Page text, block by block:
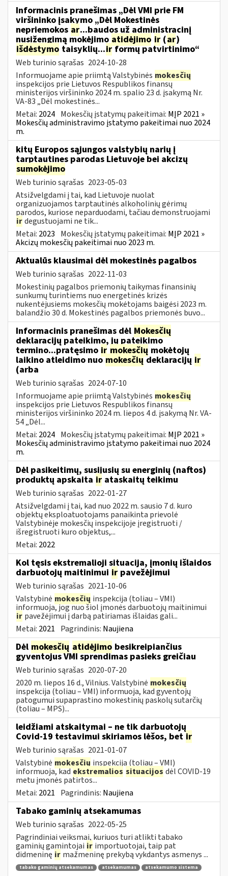
Informacinis pranešimas „Dėl VMI prie FM
viršininko įsakymo „Dėl Mokestinės
nepriemokos ar...baudos už administracinį
nusižengimą mokėjimo atidėjimo ir (ar)
išdėstymo taisyklių...irformų patvirtinimo“
Web turinio sąrašas 2024-10-28
Informuojame apie priimtą Valstybinės mokesčių
inspekcijos prie Lietuvos Respublikos finansų
ministerijos viršininko 2024 m. spalio 23 d. įsakymą Nr.
VA-83 „Dėl mokestinės...
Metai: 2024 Mokesčių įstatymų pakeitimai: MĮP 2021 »
Mokesčių administravimo įstatymo pakeitimai nuo 2024
m.
kitų Europos sąjungos valstybių narių į
tarptautines parodas Lietuvoje bei akcizų
sumokėjimo
Web turinio sąrašas 2023-05-03
Atsižvelgdami į tai, kad Lietuvoje nuolat
organizuojamos tarptautinės alkoholinių gėrimų
parodos, kuriose neparduodami, tačiau demonstruojami
irdegustuojami ne tik...
Metai: 2023 Mokesčių įstatymų pakeitimai: MĮP 2021 »
Akcizų mokesčių pakeitimai nuo 2023 m.
Aktualūs klausimai dėl mokestinės pagalbos
Web turinio sąrašas 2022-11-03
Mokestinių pagalbos priemonių taikymas finansinių
sunkumų turintiems nuo energetinės krizės
nukentėjusiems mokesčių mokėtojams baigėsi 2023 m.
balandžio 30 d. Mokestinės pagalbos priemonės buvo...
Informacinis pranešimas dėl Mokesčių
deklaracijų pateikimo, jų pateikimo
termino...pratęsimo ir mokesčių mokėtojų
laikino atleidimo nuomokesčiųdeklaracijų ir
(arba
Web turinio sąrašas 2024-07-10
Informuojame apie priimtą Valstybinės mokesčių
inspekcijos prie Lietuvos Respublikos finansų
ministerijos viršininko 2024 m. liepos 4 d. įsakymą Nr. VA-
54 „Dėl...
Metai: 2024 Mokesčių įstatymų pakeitimai: MĮP 2021 »
Mokesčių administravimo įstatymo pakeitimai nuo 2024
m.
Dėl pasikeitimų, susijusių su energinių (naftos)
produktų apskaita ir ataskaitų teikimu
Web turinio sąrašas 2022-01-27
Atsižvelgdami į tai, kad nuo 2022 m. sausio 7 d. kuro
objektų eksploatuotojams panaikinta prievolė
Valstybinėje mokesčių inspekcijoje įregistruoti /
išregistruoti kuro objektus,...
Metai: 2022
Kol tęsis ekstremalioji situacija, įmonių išlaidos
darbuotojų maitinimui ir pavežėjimui
Web turinio sąrašas 2021-10-06
Valstybinė mokesčių inspekcija (toliau – VMI)
informuoja, jog nuo šiol įmonės darbuotojų maitinimui
ir pavežėjimui į darbą patiriamas išlaidas gali...
Metai: 2021 Pagrindinis: Naujiena
Dėl mokesčių atidėjimo besikreipiančius
gyventojus VMI sprendimas pasieks greičiau
Web turinio sąrašas 2020-07-20
2020 m. liepos 16 d., Vilnius. Valstybinė mokesčių
inspekcija (toliau – VMI) informuoja, kad gyventojų
patogumui supaprastino mokestinių paskolų sutarčių
(toliau – MPS)...
leidžiami atskaitymai – ne tik darbuotojų
Covid-19 testavimui skiriamos lėšos, bet ir
Web turinio sąrašas 2021-01-07
Valstybinė mokesčių inspekcija (toliau – VMI)
informuoja, kadekstremalios situacijos dėl COVID-19
metu įmonės patirtos...
Metai: 2021 Pagrindinis: Naujiena
Tabako gaminių atsekamumas
Web turinio sąrašas 2022-05-25
Pagrindiniai veiksmai, kuriuos turi atlikti tabako
gaminių gamintojai ir importuotojai, taip pat
didmeninę ir mažmeninę prekybą vykdantys asmenys ...
tabako gaminių atsekamumas atsekamumas atsekamumo sistema